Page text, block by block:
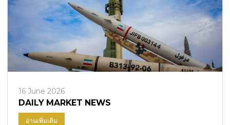
16 June 2026
DAILY MARKET NEWS
อ่านเพิ่มเติม